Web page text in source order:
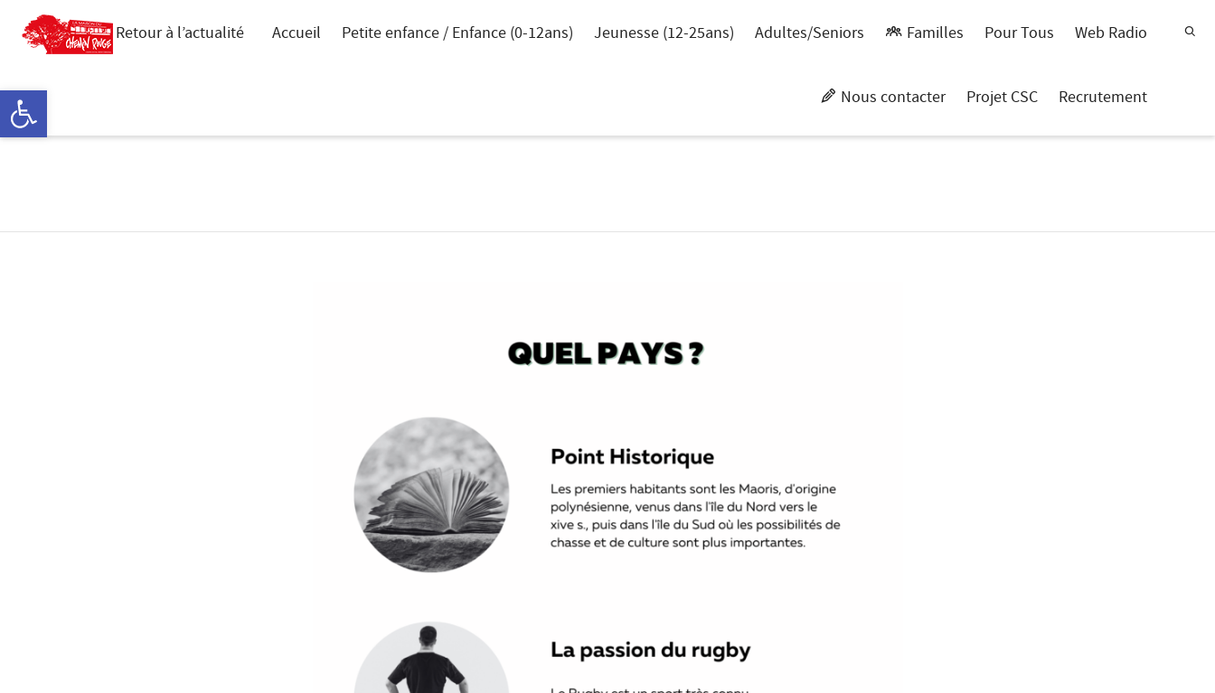
Ouvrir la barre d’outils
Retour à l’actualité Accueil Petite enfance / Enfance (0-12ans) Jeunesse (12-25ans) Adultes/Seniors Familles Pour Tous Web Radio
Nous contacter Projet CSC Recrutement